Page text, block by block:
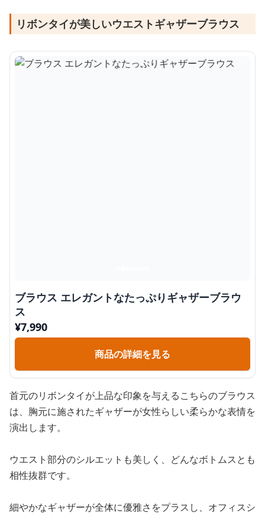
リボンタイが美しいウエストギャザーブラウス
ブラウス エレガントなたっぷりギャザーブラウ
ス
¥7,990
商品の詳細を見る
首元のリボンタイが上品な印象を与えるこちらのブラウス
は、胸元に施されたギャザーが女性らしい柔らかな表情を
演出します。
ウエスト部分のシルエットも美しく、どんなボトムスとも
相性抜群です。
細やかなギャザーが全体に優雅さをプラスし、オフィスシ